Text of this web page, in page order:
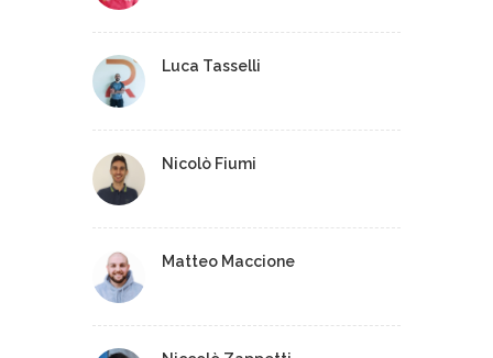
Luca Tasselli
Nicolò Fiumi
Matteo Maccione